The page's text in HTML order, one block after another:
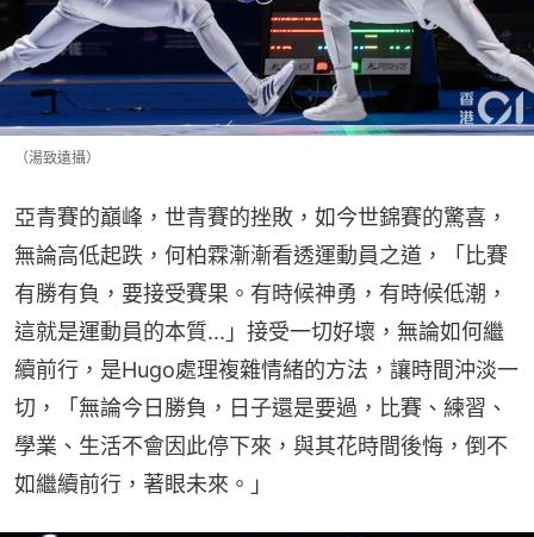
（湯致遠攝）
亞青賽的巔峰，世青賽的挫敗，如今世錦賽的驚喜，
無論高低起跌，何柏霖漸漸看透運動員之道，「比賽
有勝有負，要接受賽果。有時候神勇，有時候低潮，
這就是運動員的本質...」接受一切好壞，無論如何繼
續前行，是Hugo處理複雜情緒的方法，讓時間沖淡一
切，「無論今日勝負，日子還是要過，比賽、練習、
學業、生活不會因此停下來，與其花時間後悔，倒不
如繼續前行，著眼未來。」